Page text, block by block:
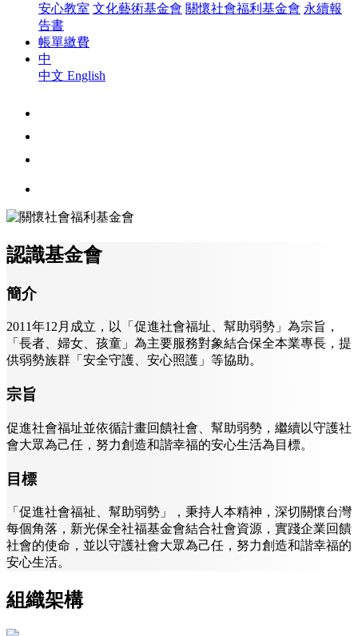
安心教室 文化藝術基金會 關懷社會福利基金會 永續報
告書
帳單繳費
中
中文 English
認識基金會
簡介
2011年12月成立，以「促進社會福址、幫助弱勢」為宗旨，
「長者、婦女、孩童」為主要服務對象結合保全本業專長，提
供弱勢族群「安全守護、安心照護」等協助。
宗旨
促進社會福址並依循計畫回饋社會、幫助弱勢，繼續以守護社
會大眾為己任，努力創造和諧幸福的安心生活為目標。
目標
「促進社會福祉、幫助弱勢」，秉持人本精神，深切關懷台灣
每個角落，新光保全社福基金會結合社會資源，實踐企業回饋
社會的使命，並以守護社會大眾為己任，努力創造和諧幸福的
安心生活。
組織架構